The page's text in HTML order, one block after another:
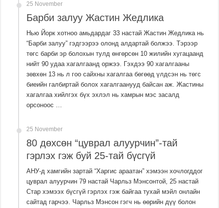
25 November
Барби залуу Жастин Жедлика
Нью Йорк хотноо амьдардаг 33 настай Жастин Жедлика нь
“Барби залуу” гэдгээрээ олонд алдартай болжээ. Тэрээр
төгс барби эр болохын тулд өнгөрсөн 10 жилийн хугацаанд
нийт 90 удаа хагалгаанд оржээ. Гэхдээ 90 хагалгааны
зөвхөн 13 нь л гоо сайхны хагалгаа бөгөөд үлдсэн нь төгс
биеийн галбиртай болох хагалгаанууд байсан аж. Жастины
хагалгаа хийлгэх бүх эхлэл нь хамрын мэс засалд
орсоноос …
25 November
80 дөхсөн “цуврал алуурчин”-тай
гэрлэх гэж буй 25-тай бүсгүй
АНУ-д хамгийн зартай “Харгис араатан” хэмээн хочлогддог
цуврал алуурчин 79 настай Чарльз Мэнсонтой, 25 настай
Стар хэмээх бүсгүй гэрлэх гэж байгаа тухай мэйл онлайн
сайтад гарчээ. Чарльз Мэнсон гэгч нь өөрийн дүү болон